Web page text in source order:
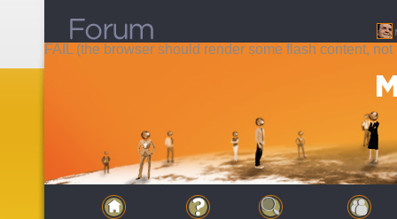
FAIL (the browser should render some flash content, not